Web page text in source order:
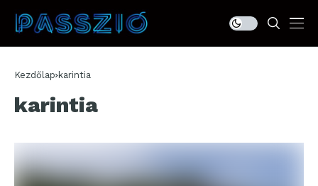
Kezdőlap karintia
karintia